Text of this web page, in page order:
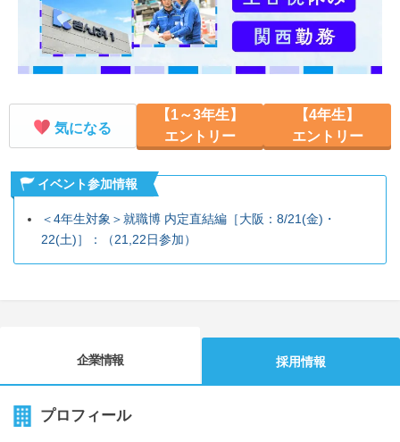
気になる
【1～3年生】
エントリー
【4年生】
エントリー
イベント参加情報
＜4年生対象＞就職博 内定直結編［大阪：8/21(金)・
22(土)］：（21,22日参加）
企業情報 採用情報
プロフィール